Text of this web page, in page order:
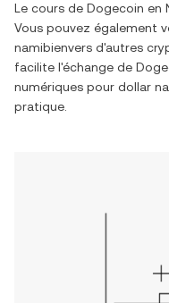
Le cours de Dogecoin en
Vous pouvez également
namibienvers d'autres
facilite l'échange de
numériques pour dollar
pratique.